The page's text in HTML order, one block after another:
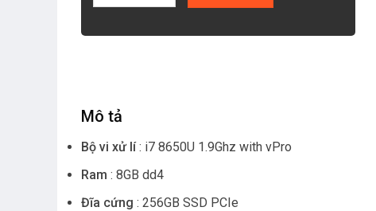
Mô tả
Bộ vi xử lí: i7 8650U 1.9Ghz with vPro
Ram : 8GB dd4
Đĩa cứng : 256GB SSD PCIe